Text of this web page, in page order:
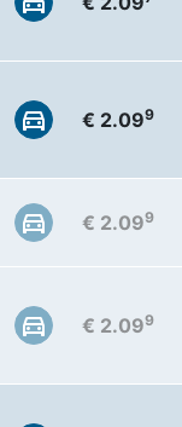
€ 2.099
€ 2.099
€ 2.099